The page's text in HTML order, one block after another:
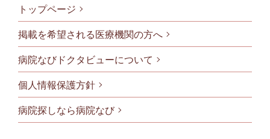
フッタメニ
トップページ
掲載を希望される医療機関の方へ
病院なびドクタビューについて
個人情報保護方針
病院探しなら病院なび